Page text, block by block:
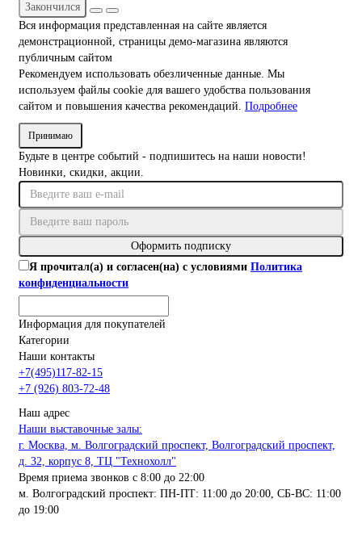
Закончился
Вся информация представленная на сайте является
демонстрационной, страницы демо-магазина являются
публичным сайтом
Рекомендуем использовать обезличенные данные. Мы
используем файлы cookie для вашего удобства пользования
сайтом и повышения качества рекомендаций. Подробнее
Принимаю
Будьте в центре событий - подпишитесь на наши новости!
Новинки, скидки, акции.
Оформить подписку
Я прочитал(а) и согласен(на) с условиями Политика
конфиденциальности
Информация для покупателей
Категории
Наши контакты
+7(495)117-82-15
+7 (926) 803-72-48
Наш адрес
Наши выставочные залы:
г. Москва, м. Волгоградский проспект, Волгоградский проспект,
д. 32, корпус 8, ТЦ "Технохолл"
Время приема звонков с 8:00 до 22:00
м. Волгоградский проспект: ПН-ПТ: 11:00 до 20:00, СБ-ВС: 11:00
до 19:00